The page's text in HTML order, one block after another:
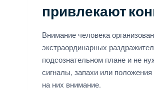
привлекают
Внимание человека
экстраординарных
подсознательном плане и не
сигналы, запахи или
на них внимание.